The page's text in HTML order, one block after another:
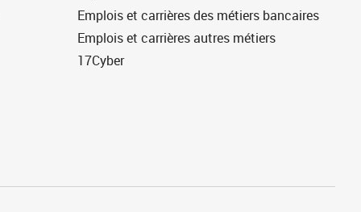
Emplois et carrières des métiers bancaires
Emplois et carrières autres métiers
17Cyber